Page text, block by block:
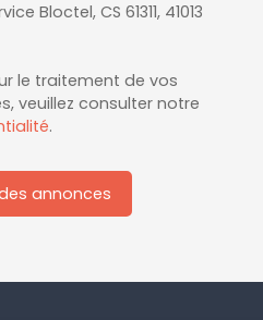
Bloctel, CS 61311, 41013
le traitement de vos
veuillez consulter notre
.
annonces